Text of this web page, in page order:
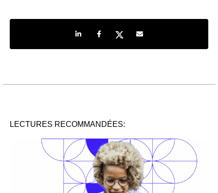
Share on LinkedIn
Share on Facebook
Share on TwitterShare by e-mail
LECTURES RECOMMANDÉES: